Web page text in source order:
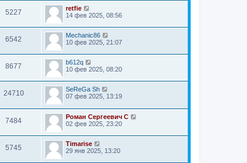
5227
retfie
14 фев 2025, 08:56
6542
Mechanic86
10 фев 2025, 21:07
8677
b612q
10 фев 2025, 08:20
24710
SeReGa Sh
07 фев 2025, 13:19
7484
Роман Сергеевич С
02 фев 2025, 23:20
5745
Timarise
29 янв 2025, 13:20